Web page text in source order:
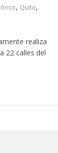
, Quito,
realiza
22 calles del